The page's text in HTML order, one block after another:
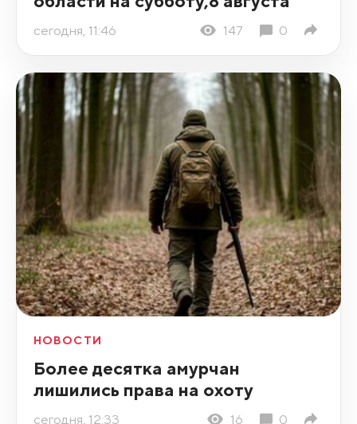
сегодня, 11:46 147 0
НОВОСТИ
Более десятка амурчан
лишились права на охоту
сегодня, 12:33 16 0